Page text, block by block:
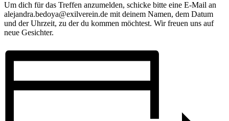
Um dich für das Treffen anzumelden, schicke bitte eine E-Mail an
alejandra.bedoya@exilverein.de mit deinem Namen, dem Datum
und der Uhrzeit, zu der du kommen möchtest. Wir freuen uns auf
neue Gesichter.